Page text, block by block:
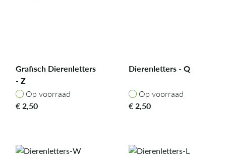
Grafisch Dierenletters
- Z
Op voorraad
Op voorraad
€2,50
Dierenletters - Q
Op voorraad
Op voorraad
€2,50